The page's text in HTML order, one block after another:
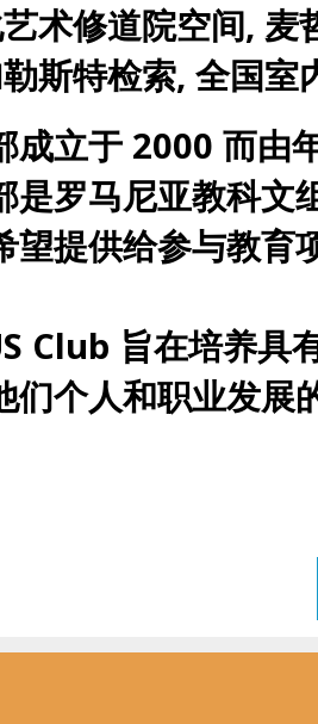
术修道院空间,
斯特检索, 全国室
成立于 2000 而由
是罗马尼亚教科文
望提供给参与教育
Club 旨在培养具
们个人和职业发展